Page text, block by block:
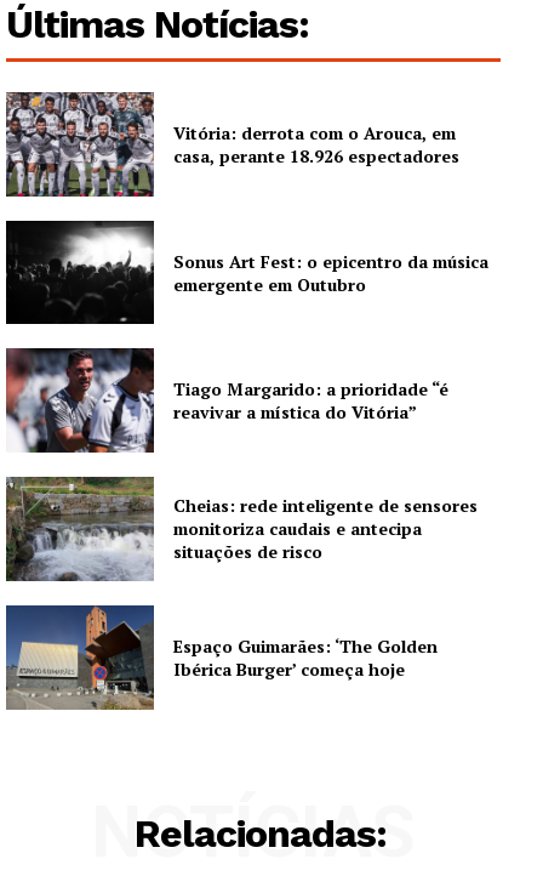
Últimas Notícias:
Vitória: derrota com o Arouca, em
casa, perante 18.926 espectadores
Sonus Art Fest: o epicentro da música
emergente em Outubro
Tiago Margarido: a prioridade “é
reavivar a mística do Vitória”
Cheias: rede inteligente de sensores
monitoriza caudais e antecipa
situações de risco
Espaço Guimarães: ‘The Golden
Ibérica Burger’ começa hoje
Relacionadas:
NOTÍCIAS